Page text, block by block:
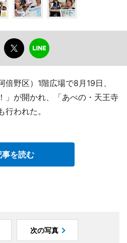
野区）1階広場で8月19日、
」が開かれ、「あべの・天王寺
われた。
事を読む
次の写真